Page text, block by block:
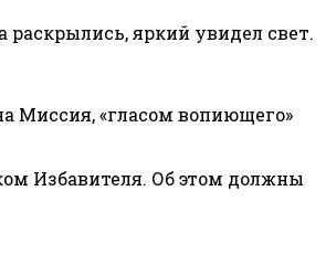
раскрылись, яркий увидел свет.
Миссия, «гласом вопиющего»
Избавителя. Об этом должны